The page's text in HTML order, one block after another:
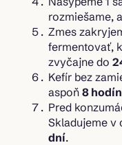
rozmiešame,
Zmes
fermentovať,
zvyčajne do
Kefír bez
aspoň 8 hodín
Pred
Skladujeme v
dní.